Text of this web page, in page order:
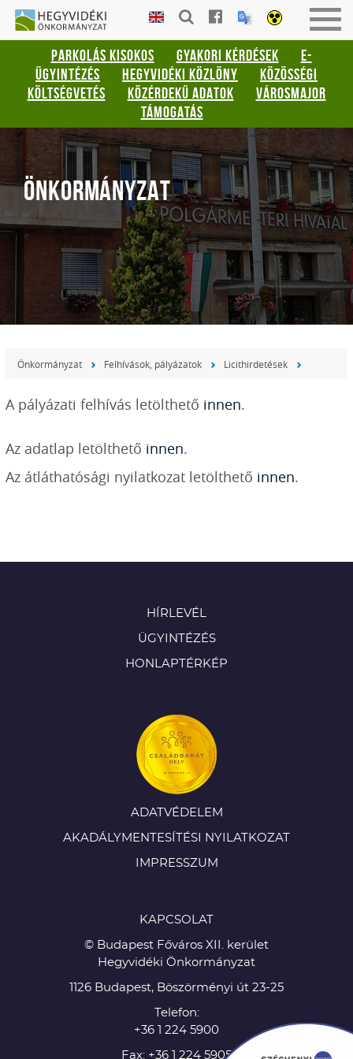
Gyorsbillentyűk
listája
Keresés:
"S"
Bejelentkezés:
HEGYVIDÉKI
ÖNKORMÁNYZAT
PARKOLÁS KISOKOS GYAKORI KÉRDÉSEK
E-
ÜGYINTÉZÉS
HEGYVIDÉKI KÖZLÖNY
KÖZÖSSÉGI
KÖLTSÉGVETÉS
KÖZÉRDEKŰ ADATOK
VÁROSMAJOR
TÁMOGATÁS
ÖNKORMÁNYZAT
Önkormányzat Felhívások, pályázatok Licithirdetések
A pályázati felhívás letölthető innen.
Az adatlap letölthető innen.
Az átláthatósági nyilatkozat letölthető innen.
HÍRLEVÉL
ÜGYINTÉZÉS
HONLAPTÉRKÉP
ADATVÉDELEM
AKADÁLYMENTESÍTÉSI NYILATKOZAT
IMPRESSZUM
KAPCSOLAT
© Budapest Főváros XII. kerület
Hegyvidéki Önkormányzat
1126 Budapest, Böszörményi út 23-25
Telefon:
+36 1 224 5900
Fax: +36 1 224 5905